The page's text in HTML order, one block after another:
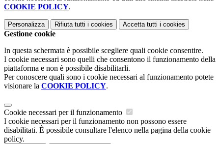
COOKIE POLICY.
Personalizza Rifiuta tutti i cookies Accetta tutti i cookies
Gestione cookie
In questa schermata è possibile scegliere quali cookie consentire.
I cookie necessari sono quelli che consentono il funzionamento della
piattaforma e non è possibile disabilitarli.
Per conoscere quali sono i cookie necessari al funzionamento potete
visionare la COOKIE POLICY.
Cookie necessari per il funzionamento
I cookie necessari per il funzionamento non possono essere
disabilitati. È possibile consultare l'elenco nella pagina della cookie
policy.